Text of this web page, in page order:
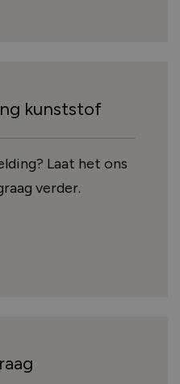
kunststof
Laat het ons
verder.